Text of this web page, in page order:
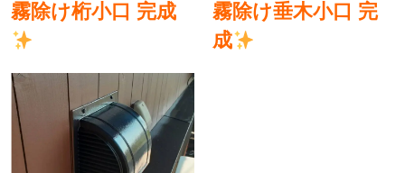
霧除け桁小口 完成
霧除け垂木小口 完
成